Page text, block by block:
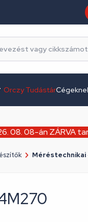
Orczy Tudástár
08. 08-án ZÁRVA
Méréstechnikai